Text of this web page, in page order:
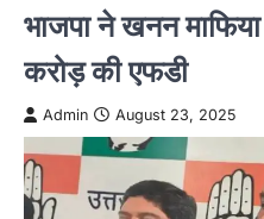
भाजपा ने खनन
करोड़ की एफडी
Admin August 23, 2025